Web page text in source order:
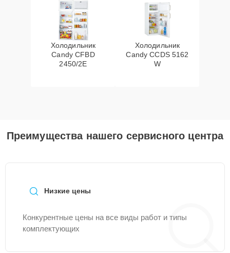
Холодильник
Candy CFBD
2450/2E
Холодильник
Candy CCDS 5162
W
Преимущества нашего сервисного центра
Низкие цены
Конкурентные цены на все виды работ и типы
комплектующих